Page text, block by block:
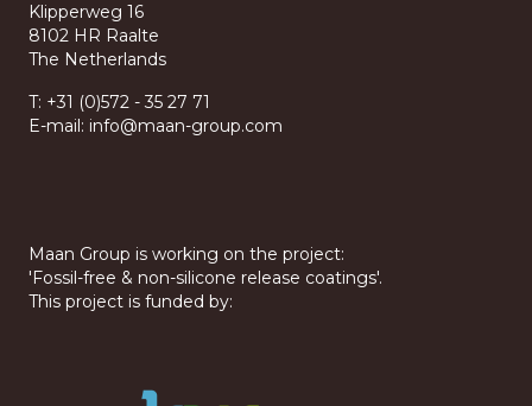
Klipperweg 16
8102 HR Raalte
The Netherlands
T: +31 (0)572 - 35 27 71
E-mail: info@maan-group.com
Maan Group is working on the project:
'Fossil-free & non-silicone release coatings'.
This project is funded by: